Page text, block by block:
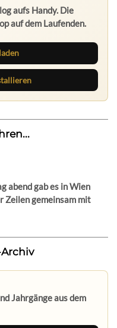
aufs Handy. Die
auf dem Laufenden.
abend gab es in Wien
Zeilen gemeinsam mit
Jahrgänge aus dem